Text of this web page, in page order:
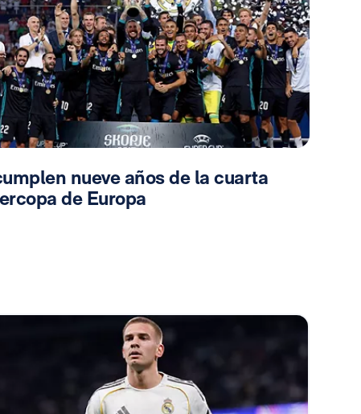
nueve años de la cuarta
de Europa